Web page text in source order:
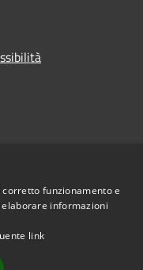
funzionamento e
informazioni
link